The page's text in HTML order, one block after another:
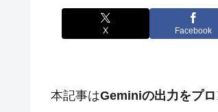
X Facebook
本記事はGeminiの出力をプロ